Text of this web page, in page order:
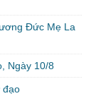
Đức Mẹ La
Ngày 10/8
đạo